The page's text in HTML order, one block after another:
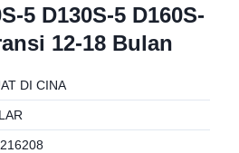
5 D130S-5 D160S-
12-18 Bulan
DI CINA